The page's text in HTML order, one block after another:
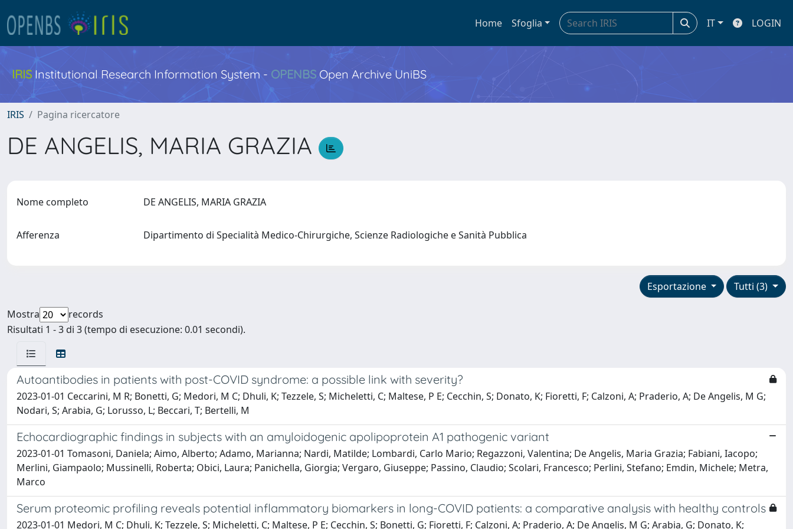
Home Sfoglia IT LOGIN
IRIS Institutional Research Information System - OPENBS Open Archive UniBS
IRIS Pagina ricercatore
DE ANGELIS, MARIA GRAZIA
Nome completo DE ANGELIS, MARIA GRAZIA
Afferenza Dipartimento di Specialità Medico-Chirurgiche, Scienze Radiologiche e Sanità Pubblica
Tutti (3)
Esportazione
Mostra
records
Risultati 1 - 3 di 3 (tempo di esecuzione: 0.01 secondi).
Autoantibodies in patients with post-COVID syndrome: a possible link with severity?
2023-01-01 Ceccarini, M R; Bonetti, G; Medori, M C; Dhuli, K; Tezzele, S; Micheletti, C; Maltese, P E; Cecchin, S; Donato, K; Fioretti, F; Calzoni, A; Praderio, A; De Angelis, M G;
Nodari, S; Arabia, G; Lorusso, L; Beccari, T; Bertelli, M
Echocardiographic findings in subjects with an amyloidogenic apolipoprotein A1 pathogenic variant
2023-01-01 Tomasoni, Daniela; Aimo, Alberto; Adamo, Marianna; Nardi, Matilde; Lombardi, Carlo Mario; Regazzoni, Valentina; De Angelis, Maria Grazia; Fabiani, Iacopo;
Merlini, Giampaolo; Mussinelli, Roberta; Obici, Laura; Panichella, Giorgia; Vergaro, Giuseppe; Passino, Claudio; Scolari, Francesco; Perlini, Stefano; Emdin, Michele; Metra,
Marco
Serum proteomic profiling reveals potential inflammatory biomarkers in long-COVID patients: a comparative analysis with healthy controls
2023-01-01 Medori, M C; Dhuli, K; Tezzele, S; Micheletti, C; Maltese, P E; Cecchin, S; Bonetti, G; Fioretti, F; Calzoni, A; Praderio, A; De Angelis, M G; Arabia, G; Donato, K;